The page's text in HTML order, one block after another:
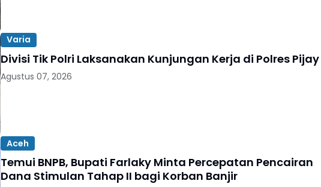
Varia
Divisi Tik Polri Laksanakan Kunjungan Kerja di Polres Pijay
Agustus 07, 2026
Aceh
Temui BNPB, Bupati Farlaky Minta Percepatan Pencairan
Dana Stimulan Tahap II bagi Korban Banjir